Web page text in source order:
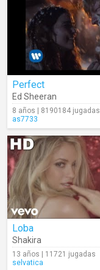
Perfect
Ed Sheeran
8 años | 8190184 jugadas
as7733
Loba
Shakira
13 años | 11721 jugadas
selvatica